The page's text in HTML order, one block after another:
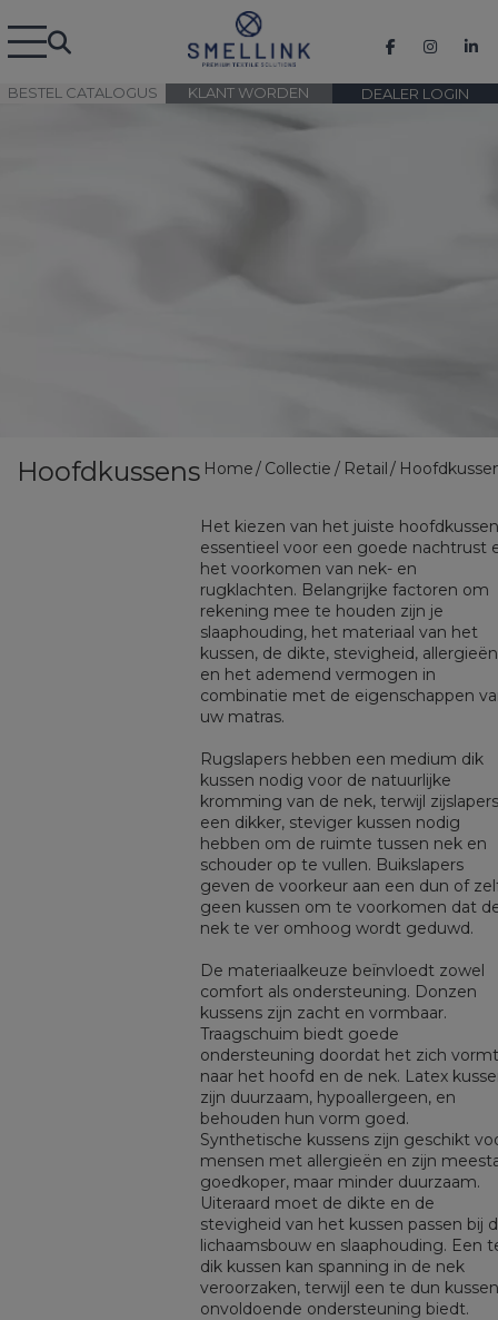
BESTEL CATALOGUS DEALER LOGIN
KLANT WORDEN
Home Collectie Retail
Hoofdkussens
Het kiezen van het juiste
essentieel voor een goede nachtrust
het voorkomen van nek- en
rugklachten. Belangrijke factoren om
rekening mee te houden zijn je
slaaphouding, het materiaal van het
kussen, de dikte, stevigheid,
en het ademend vermogen in
combinatie met de eigenschappen
uw matras.
Rugslapers hebben een medium dik
kussen nodig voor de natuurlijke
kromming van de nek, terwijl zijslapers
een dikker, steviger kussen nodig
hebben om de ruimte tussen nek en
schouder op te vullen. Buikslapers
geven de voorkeur aan een dun of
geen kussen om te voorkomen dat
nek te ver omhoog wordt geduwd.
De materiaalkeuze beïnvloedt zowel
comfort als ondersteuning. Donzen
kussens zijn zacht en vormbaar.
Traagschuim biedt goede
ondersteuning doordat het zich vormt
naar het hoofd en de nek. Latex
zijn duurzaam, hypoallergeen, en
behouden hun vorm goed.
Synthetische kussens zijn geschikt
mensen met allergieën en zijn
goedkoper, maar minder duurzaam.
Uiteraard moet de dikte en de
stevigheid van het kussen passen bij
lichaamsbouw en slaaphouding. Een
dik kussen kan spanning in de nek
veroorzaken, terwijl een te dun kussen
onvoldoende ondersteuning biedt.